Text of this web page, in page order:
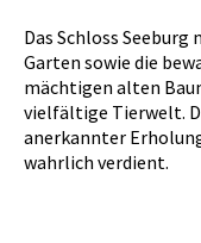
Das Schloss
Garten sowie die
mächtigen alten
vielfältige Tierwelt.
anerkannter
wahrlich verdient.